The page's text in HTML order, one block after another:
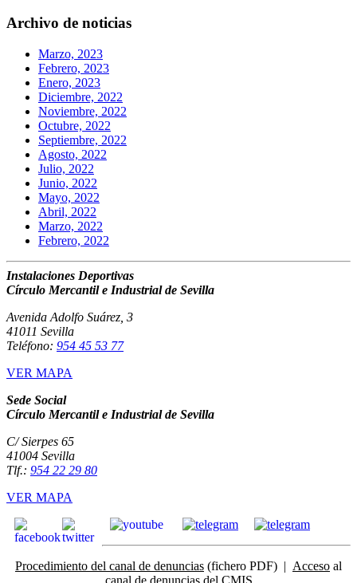
Archivo de noticias
Marzo, 2023
Febrero, 2023
Enero, 2023
Diciembre, 2022
Noviembre, 2022
Octubre, 2022
Septiembre, 2022
Agosto, 2022
Julio, 2022
Junio, 2022
Mayo, 2022
Abril, 2022
Marzo, 2022
Febrero, 2022
Instalaciones Deportivas
Círculo Mercantil e Industrial de Sevilla
Avenida Adolfo Suárez, 3
41011 Sevilla
Teléfono: 954 45 53 77
VER MAPA
Sede Social
Círculo Mercantil e Industrial de Sevilla
C/ Sierpes 65
41004 Sevilla
Tlf.: 954 22 29 80
VER MAPA
Procedimiento del canal de denuncias (fichero PDF) | Acceso al